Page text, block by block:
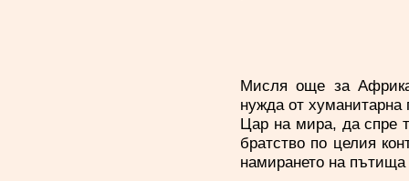
Мисля още за
нужда от
Цар на мира, да спре
братство по целия
намирането на